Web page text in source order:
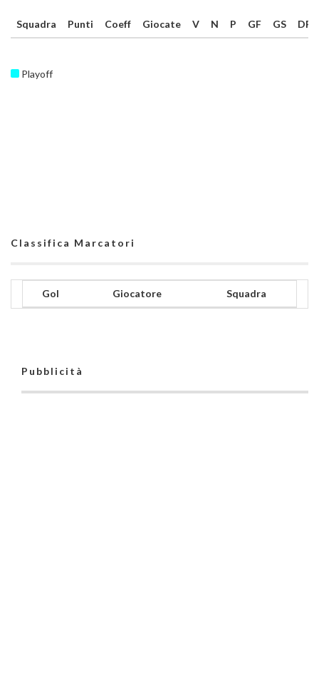
Squadra Punti Coeff Giocate V N P GF GS DR
Playoff
Classifica Marcatori
Gol Giocatore Squadra
Pubblicità